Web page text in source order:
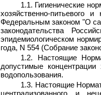
1.1. Гигиенические
хозяйственно-питьевого
Федеральным законом "О
законодательства
эпидемиологическом
года, N 554 (Собрание
1.2. Настоящие
допустимые
водопользования.
1.3. Настоящие
централизованного и